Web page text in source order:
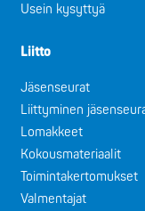
Usein kysyttyä
Liitto
Jäsenseurat
Liittyminen
Lomakkeet
Kokousmateriaalit
Toimintakertomukset
Valmentajat